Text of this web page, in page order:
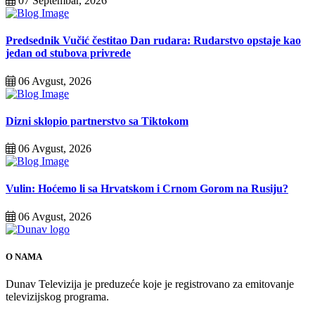
Predsednik Vučić čestitao Dan rudara: Rudarstvo opstaje kao
jedan od stubova privrede
06 Avgust, 2026
Dizni sklopio partnerstvo sa Tiktokom
06 Avgust, 2026
Vulin: Hoćemo li sa Hrvatskom i Crnom Gorom na Rusiju?
06 Avgust, 2026
O NAMA
Dunav Televizija je preduzeće koje je registrovano za emitovanje
televizijskog programa.